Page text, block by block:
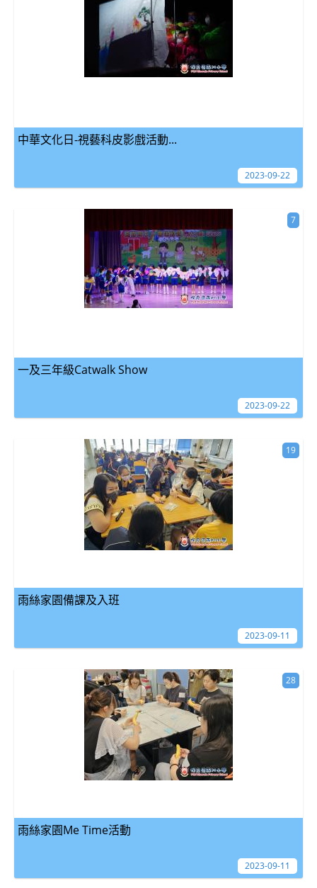
中華文化日-視藝科皮影戲活動...
2023-09-22
一及三年級Catwalk Show
7
2023-09-22
雨絲家園備課及入班
19
2023-09-11
雨絲家園Me Time活動
28
2023-09-11